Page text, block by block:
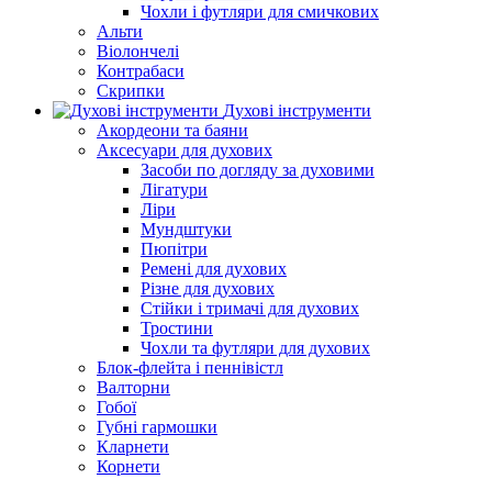
Чохли і футляри для смичкових
Альти
Віолончелі
Контрабаси
Скрипки
Духові інструменти
Акордеони та баяни
Аксесуари для духових
Засоби по догляду за духовими
Лігатури
Ліри
Мундштуки
Пюпітри
Ремені для духових
Різне для духових
Стійки і тримачі для духових
Тростини
Чохли та футляри для духових
Блок-флейта і пеннівістл
Валторни
Гобої
Губні гармошки
Кларнети
Корнети